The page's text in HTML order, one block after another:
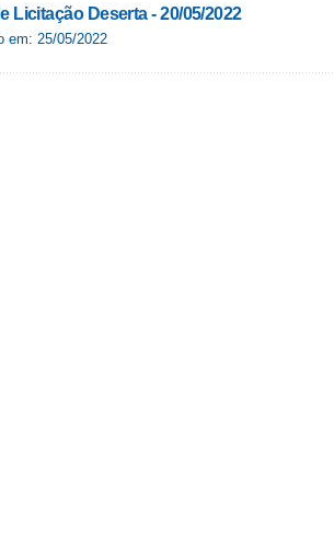
Licitação Deserta - 20/05/2022
em: 25/05/2022